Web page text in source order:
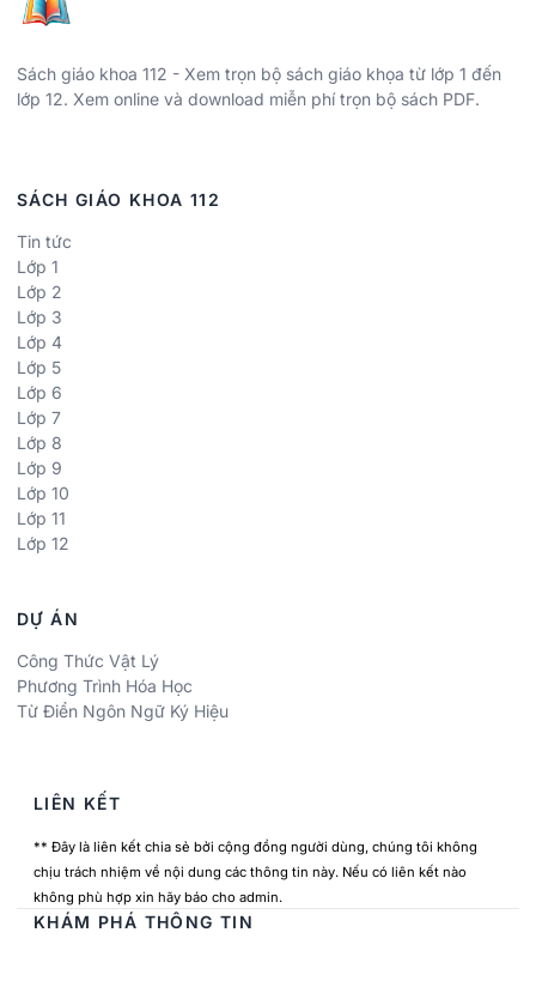
Sách giáo khoa 112 - Xem trọn bộ sách giáo khọa từ lớp 1 đến
lớp 12. Xem online và download miễn phí trọn bộ sách PDF.
SÁCH GIÁO KHOA 112
Tin tức
Lớp 1
Lớp 2
Lớp 3
Lớp 4
Lớp 5
Lớp 6
Lớp 7
Lớp 8
Lớp 9
Lớp 10
Lớp 11
Lớp 12
DỰ ÁN
Công Thức Vật Lý
Phương Trình Hóa Học
Từ Điển Ngôn Ngữ Ký Hiệu
LIÊN KẾT
** Đây là liên kết chia sẻ bởi cộng đồng người dùng, chúng tôi không
chịu trách nhiệm về nội dung các thông tin này. Nếu có liên kết nào
không phù hợp xin hãy báo cho admin.
KHÁM PHÁ THÔNG TIN